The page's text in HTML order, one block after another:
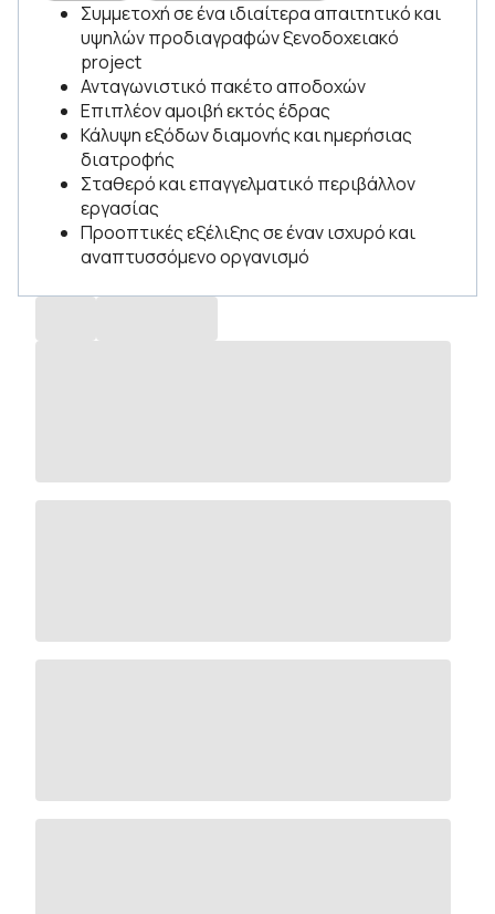
Συμμετοχή σε ένα ιδιαίτερα απαιτητικό και
υψηλών προδιαγραφών ξενοδοχειακό
project
Ανταγωνιστικό πακέτο αποδοχών
Επιπλέον αμοιβή εκτός έδρας
Κάλυψη εξόδων διαμονής και ημερήσιας
διατροφής
Σταθερό και επαγγελματικό περιβάλλον
εργασίας
Προοπτικές εξέλιξης σε έναν ισχυρό και
αναπτυσσόμενο οργανισμό